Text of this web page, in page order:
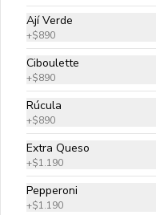
Ají Verde
+$890
Ciboulette
+$890
Rúcula
+$890
Extra Queso
+$1.190
Pepperoni
+$1.190